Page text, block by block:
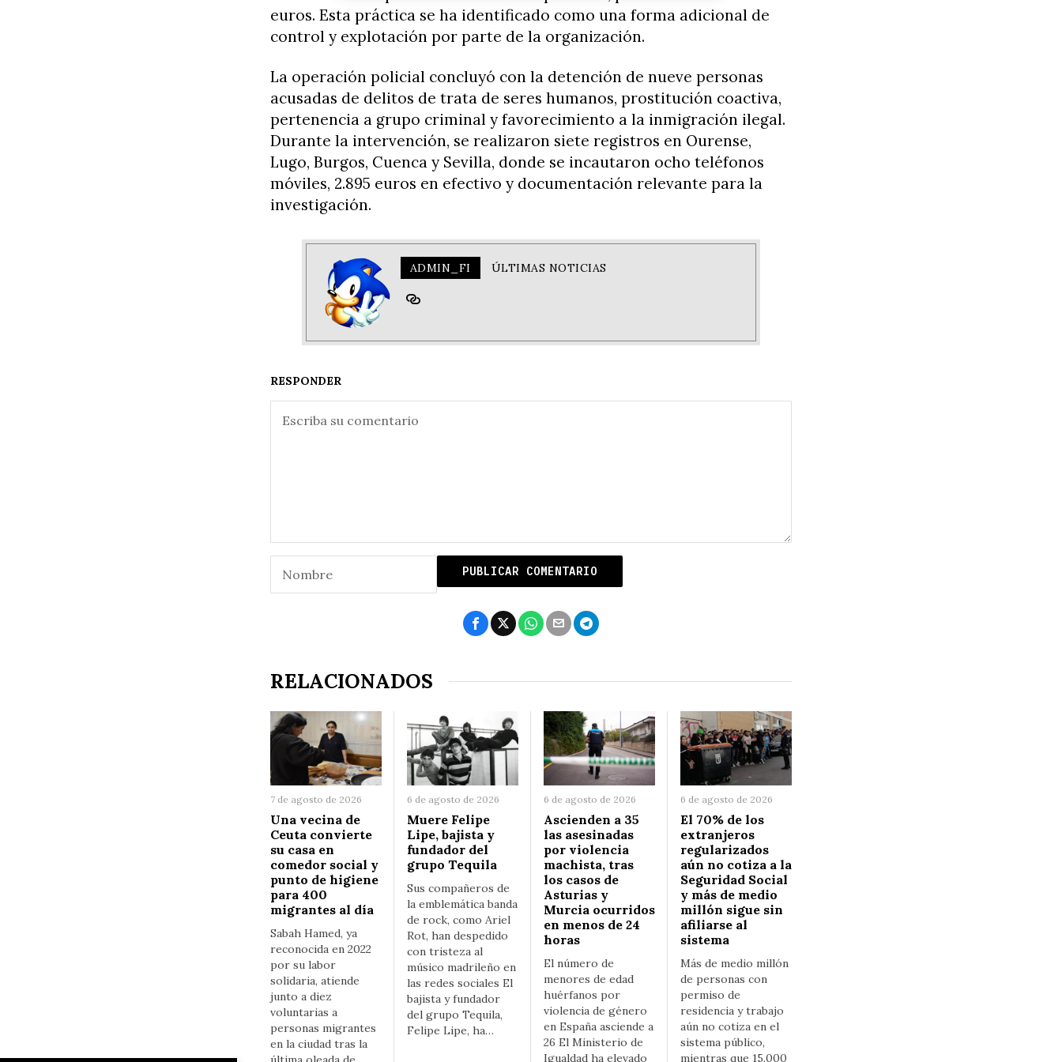
euros. Esta práctica se ha identificado como una forma adicional de
control y explotación por parte de la organización.
La operación policial concluyó con la detención de nueve personas
acusadas de delitos de trata de seres humanos, prostitución coactiva,
pertenencia a grupo criminal y favorecimiento a la inmigración ilegal.
Durante la intervención, se realizaron siete registros en Ourense,
Lugo, Burgos, Cuenca y Sevilla, donde se incautaron ocho teléfonos
móviles, 2.895 euros en efectivo y documentación relevante para la
investigación.
ADMIN_FI ÚLTIMAS NOTICIAS
RESPONDER
RELACIONADOS
7 de agosto de 2026
Una vecina de
Ceuta convierte
su casa en
comedor social y
punto de higiene
para 400
migrantes al día
Sabah Hamed, ya
reconocida en 2022
por su labor
solidaria, atiende
junto a diez
voluntarias a
personas migrantes
en la ciudad tras la
6 de agosto de 2026
Muere Felipe
Lipe, bajista y
fundador del
grupo Tequila
Sus compañeros de
la emblemática banda
de rock, como Ariel
Rot, han despedido
con tristeza al
músico madrileño en
las redes sociales El
bajista y fundador
del grupo Tequila,
Felipe Lipe, ha…
6 de agosto de 2026
Ascienden a 35
las asesinadas
por violencia
machista, tras
los casos de
Asturias y
Murcia ocurridos
en menos de 24
horas
El número de
menores de edad
huérfanos por
violencia de género
en España asciende a
26 El Ministerio de
Igualdad ha elevado
6 de agosto de 2026
El 70% de los
extranjeros
regularizados
aún no cotiza a la
Seguridad Social
y más de medio
millón sigue sin
afiliarse al
sistema
Más de medio millón
de personas con
permiso de
residencia y trabajo
aún no cotiza en el
sistema público,
mientras que 15.000